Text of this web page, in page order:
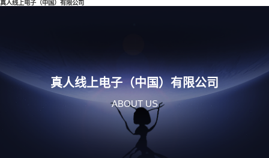
真人线上电子（中国）有限公司
真人线上电子（中国）有限公司
ABOUT US